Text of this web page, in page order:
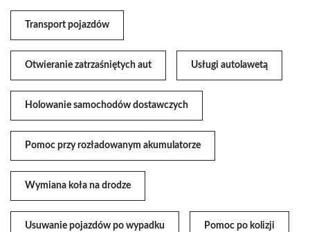
Transport pojazdów
Otwieranie zatrzaśniętych aut Usługi autolawetą
Holowanie samochodów dostawczych
Pomoc przy rozładowanym akumulatorze
Wymiana koła na drodze
Usuwanie pojazdów po wypadku Pomoc po kolizji